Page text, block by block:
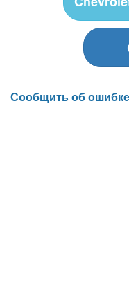
Сообщить об ошибке